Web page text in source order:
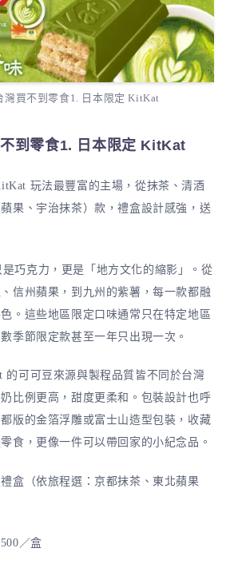
灣買不到零食1. 日本限定 KitKat
到零食1. 日本限定 KitKat
玩法最豐富的主場，從抹茶、清酒
果、宇治抹茶）款，禮盒設計感強，送
巧克力，更是「地方文化的縮影」。從
信州蘋果，到九州的紫薯，每一款都融
。這些地區限定口味通常只在特定地區
季節限定款甚至一年只出現一次。
的可可豆來源與製程品質皆不同於台灣
比例更高，甜度更柔和。包裝設計也呼
版的金箔浮雕或富士山造型包裝，收藏
食，更像一件可以帶回家的小紀念品。
禮盒（依旅程選：京都抹茶、東北蘋果
／盒